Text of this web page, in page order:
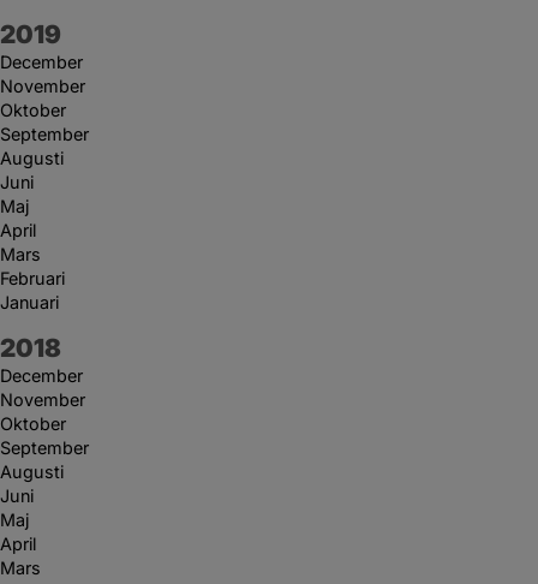
År:
2019
December
November
Oktober
September
Augusti
Juni
Maj
April
Mars
Februari
Januari
År:
2018
December
November
Oktober
September
Augusti
Juni
Maj
April
Mars